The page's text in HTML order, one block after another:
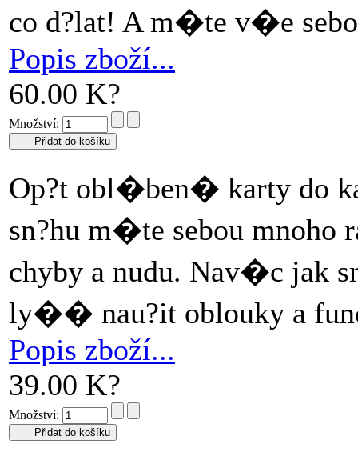
co d?lat! A m�te v�e
Popis zboží...
60.00 K?
Množství:
Op?t obl�ben� karty do
sn?hu m�te sebou mnoho
chyby a nudu. Nav�c jak
ly�� nau?it oblouky a
Popis zboží...
39.00 K?
Množství: